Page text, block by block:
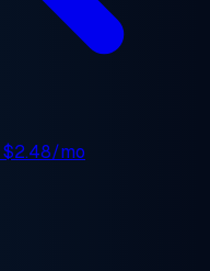
$2.48/mo